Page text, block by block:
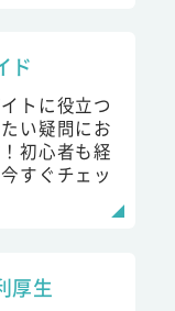
ド
トに役立つ
い疑問にお
初心者も経
すぐチェッ
厚生